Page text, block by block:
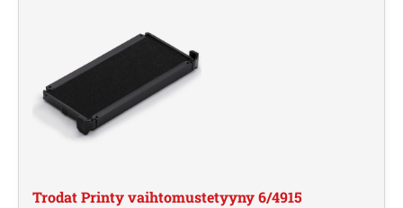
Trodat Printy vaihtomustetyyny 6/4915